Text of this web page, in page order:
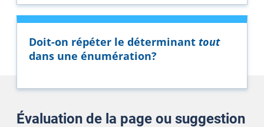
Doit-on répéter le déterminant tout
dans une énumération?
Évaluation de la page ou suggestion